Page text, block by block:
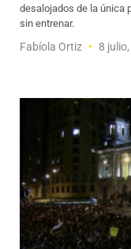
desalojados de la única
sin entrenar.
Fabíola Ortiz 8